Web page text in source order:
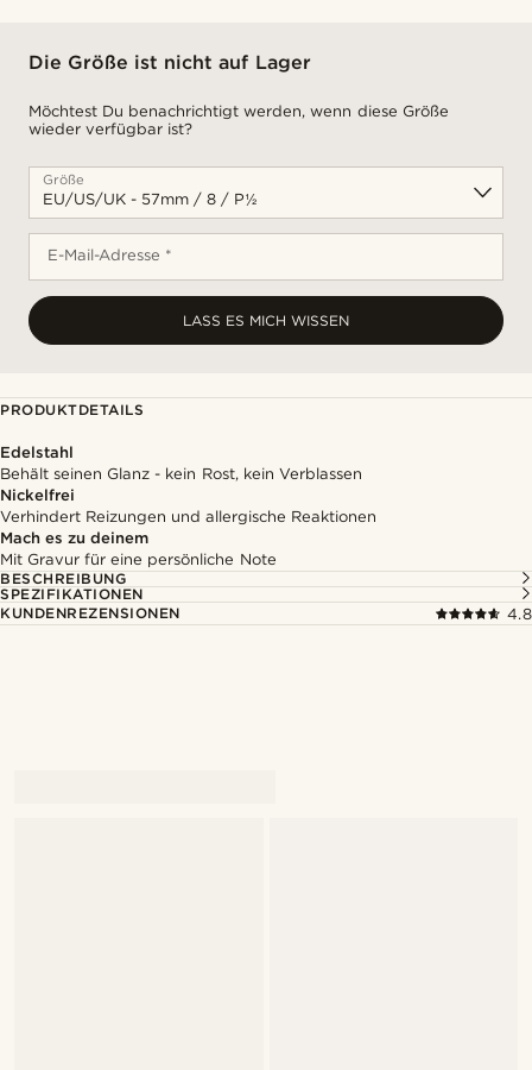
Die Größe ist nicht auf Lager
Möchtest Du benachrichtigt werden, wenn diese Größe
wieder verfügbar ist?
Größe
E-Mail-Adresse *
LASS ES MICH WISSEN
PRODUKTDETAILS
Edelstahl
Behält seinen Glanz - kein Rost, kein Verblassen
Nickelfrei
Verhindert Reizungen und allergische Reaktionen
Mach es zu deinem
Mit Gravur für eine persönliche Note
BESCHREIBUNG
SPEZIFIKATIONEN
KUNDENREZENSIONEN
4.8